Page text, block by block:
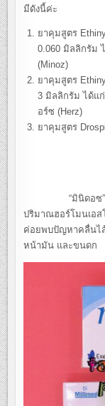
มีดังนี้ค่ะ
ยาคุมสูตร
0.060 มิลลิกรัม
(Minoz)
ยาคุมสูตร
3 มิลลิกรัม ได้แก่
อร์ซ (Herz)
ยาคุมสูตร
“มินิดอซ” และ
ปริมาณฮอร์โมนเอส
ค่อยพบปัญหาคลื่นไ
หน้ามัน และขนดก